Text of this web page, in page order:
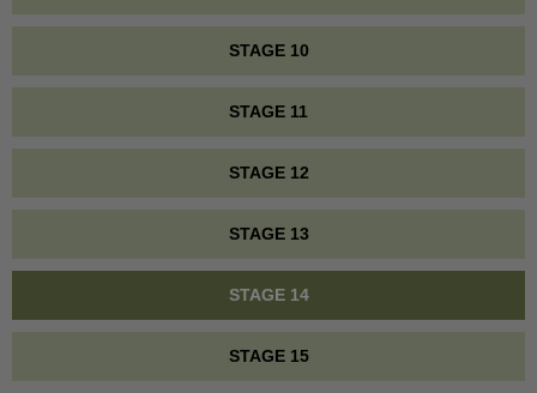
STAGE 10
STAGE 11
STAGE 12
STAGE 13
STAGE 14
STAGE 15